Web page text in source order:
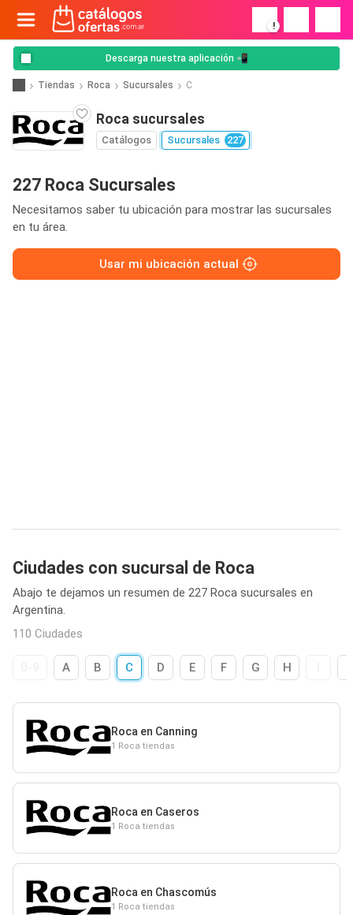
!
Descarga nuestra aplicación 📲
Tiendas Roca Sucursales C
Roca sucursales
Catálogos Sucursales 227
227 Roca Sucursales
Necesitamos saber tu ubicación para mostrar las sucursales
en tu área.
Usar mi ubicación actual
Ciudades con sucursal de Roca
Abajo te dejamos un resumen de 227 Roca sucursales en
Argentina.
110 Ciudades
A B C D E F G H
Roca en Canning
1 Roca tiendas
Roca en Caseros
1 Roca tiendas
Roca en Chascomús
1 Roca tiendas